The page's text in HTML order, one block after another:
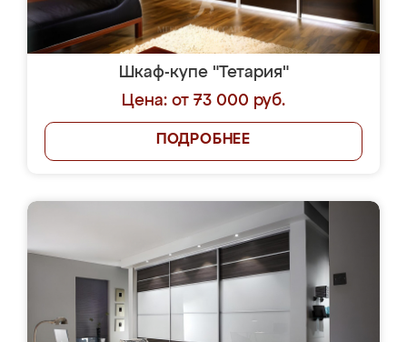
Шкаф-купе "Тетария"
Цена: от 73 000 руб.
ПОДРОБНЕЕ